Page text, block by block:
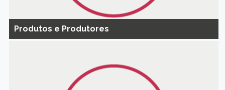
Produtos e Produtores